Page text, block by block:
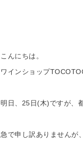
こんにちは。
ワインショップ
明日、25日(木)ですが、
急で申し訳ありませんが